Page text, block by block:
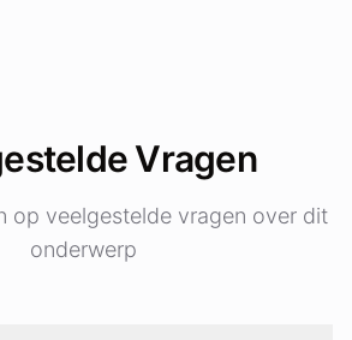
Vragen
op veelgestelde vragen over dit
onderwerp